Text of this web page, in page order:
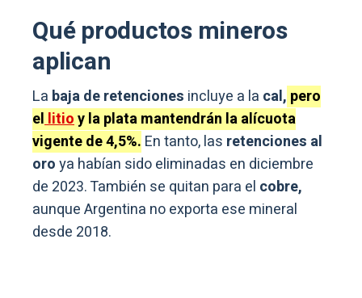
Qué productos mineros
aplican
La baja de retenciones incluye a la cal, pero
ellitioy la plata mantendrán la alícuota
vigente de 4,5%. En tanto, las retenciones al
oroya habían sido eliminadas en diciembre
de 2023. También se quitan para el cobre,
aunque Argentina no exporta ese mineral
desde 2018.